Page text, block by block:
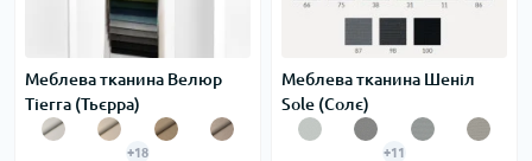
Меблева тканина Велюр
Tierra (Тьєрра)
+18
Меблева тканина Шеніл
Sole (Солє)
+11